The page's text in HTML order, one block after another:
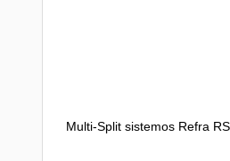
Multi-Split sistemos Refra